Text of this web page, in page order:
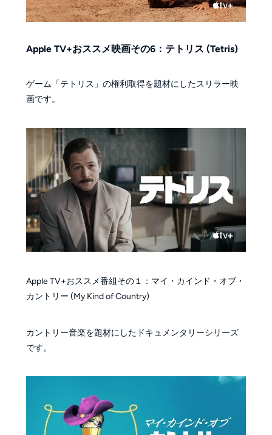
Apple TV+おススメ映画その6：テトリス (Tetris)
ゲーム「テトリス」の権利取得を題材にしたスリラー映
画です。
Apple TV+おススメ番組その１：マイ・カインド・オブ・
カントリー (My Kind of Country)
カントリー音楽を題材にしたドキュメンタリーシリーズ
です。